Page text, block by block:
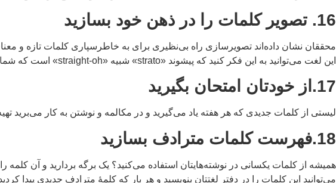
16. تصویر کلمات را در ذهن خود بسازید
این لغت می‌توانید به این فکر کنید که پیشوند «strato» شبیه «straight-oh» است که شما را یاد خط‌کش صاف می‌اندازد یا یاد «straight-o-volcano» که معنای این لغت را نشان می‌دهد.
17.از خودتان امتحان بگیرید
لیستی از کلمات جدیدی که هر هفته یاد می‌گیرید و در مکالمه و نوشتن به کار می‌برید
18.فهرست کلمات مترادف بسازید
می‌توانید این کلمات را در دفتر لغتتان بنویسید و هر بار که کلمۀ مترادف جدیدی پیدا